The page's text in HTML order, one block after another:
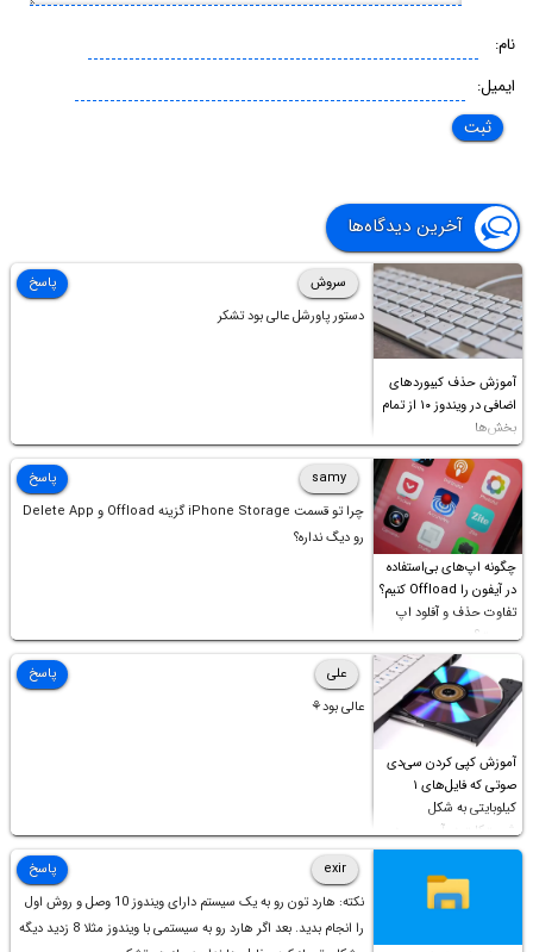
نام:
ایمیل:
آخرین دیدگاه‌ها
آموزش حذف کیبوردهای
اضافی در ویندوز ۱۰ از تمام
بخش‌ها
سروش
دستور پاورشل عالی بود تشکر
پاسخ
چگونه اپ‌های بی‌استفاده
در آیفون را Offload کنیم؟
تفاوت حذف و آفلود اپ
چیست؟
samy
چرا تو قسمت iPhone Storage گزینه Offload و Delete App
رو دیگ نداره؟
پاسخ
آموزش کپی کردن سی‌دی
صوتی که فایل‌های ۱
کیلوبایتی به شکل
شورت‌کات در آن موجود
است!
علی
عالی بود⚘
پاسخ
exir
نکته: هارد تون رو به یک سیستم دارای ویندوز 10 وصل و روش اول
را انجام بدید. بعد اگر هارد رو به سیستمی با ویندوز مثلا 8 زدید دیگه
پاسخ